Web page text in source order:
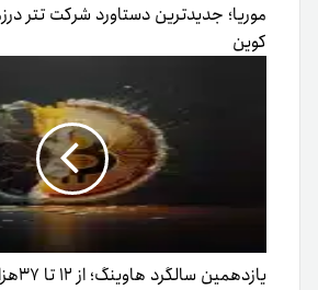
موریا؛ جدیدترین دستاورد شرکت تتر
کوین
یازدهمین سالگرد هاوینگ؛ از ۱۲ تا ۳۷هزار دلار